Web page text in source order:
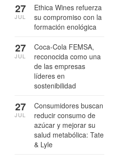
Ethica Wines refuerza
su compromiso con la
formación enológica
27
JUL
Coca-Cola FEMSA,
reconocida como una
de las empresas
líderes en
sostenibilidad
27
JUL
Consumidores buscan
reducir consumo de
azúcar y mejorar su
salud metabólica: Tate
& Lyle
27
JUL